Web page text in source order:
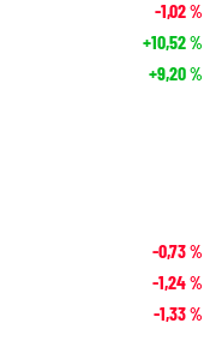
-1,02%
+10,52%
+9,20%
-0,73%
-1,24%
-1,33%